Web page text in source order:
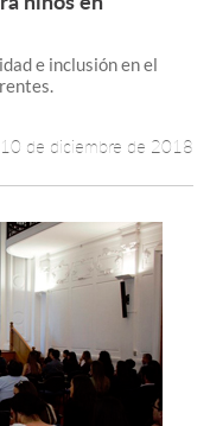
Leer más +
e inclusión en el
de diciembre de 2018